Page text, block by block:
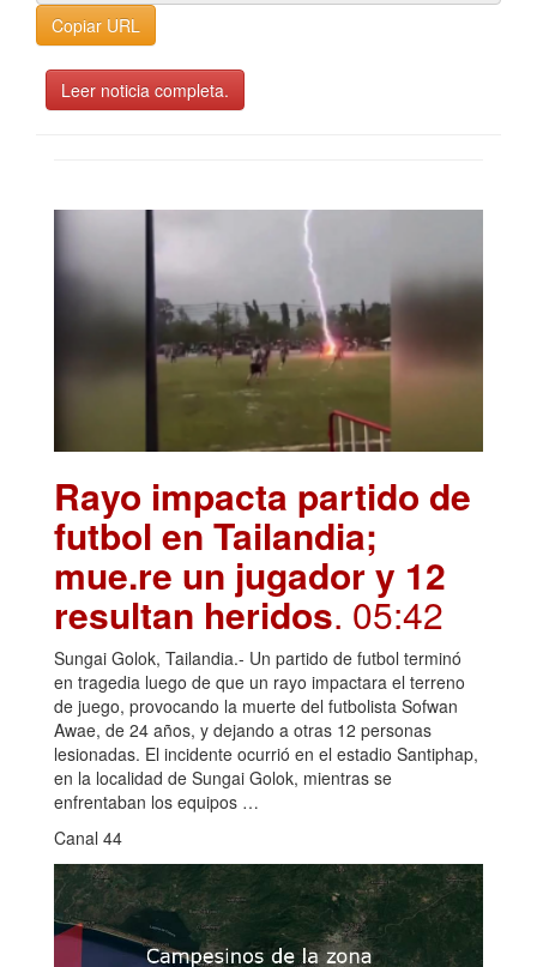
Copiar URL
Leer noticia completa.
Rayo impacta partido de
futbol en Tailandia;
mue.re un jugador y 12
resultan heridos. 05:42
Sungai Golok, Tailandia.- Un partido de futbol terminó
en tragedia luego de que un rayo impactara el terreno
de juego, provocando la muerte del futbolista Sofwan
Awae, de 24 años, y dejando a otras 12 personas
lesionadas. El incidente ocurrió en el estadio Santiphap,
en la localidad de Sungai Golok, mientras se
enfrentaban los equipos …
Canal 44